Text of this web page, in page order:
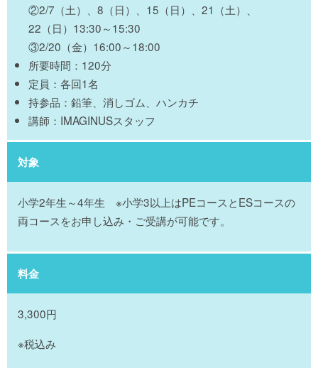
②2/7（土）、8（日）、15（日）、21（土）、
22（日）13:30～15:30
③2/20（金）16:00～18:00
所要時間：120分
定員：各回1名
持参品：鉛筆、消しゴム、ハンカチ
講師：IMAGINUSスタッフ
対象
小学2年生～4年生 ※小学3以上はPEコースとESコースの
両コースをお申し込み・ご受講が可能です。
料金
3,300円
※税込み